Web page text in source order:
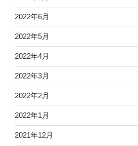
2022年6月
2022年5月
2022年4月
2022年3月
2022年2月
2022年1月
2021年12月